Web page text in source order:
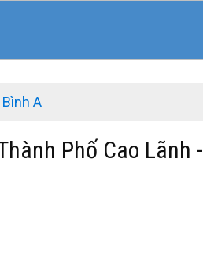
A
Phố Cao Lãnh -